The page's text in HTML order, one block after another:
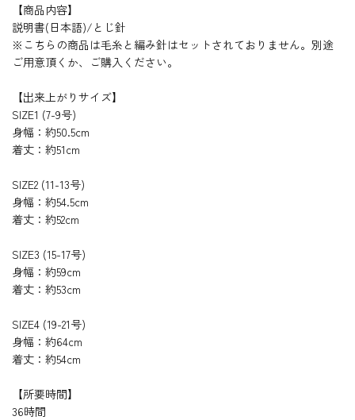
【商品内容】
説明書(日本語)/とじ針
※こちらの商品は毛糸と編み針はセットされておりません。別途
ご用意頂くか、ご購入ください。
【出来上がりサイズ】
SIZE1 (7-9号)
身幅：約50.5cm
着丈：約51cm
SIZE2 (11-13号)
身幅：約54.5cm
着丈：約52cm
SIZE3 (15-17号)
身幅：約59cm
着丈：約53cm
SIZE4 (19-21号)
身幅：約64cm
着丈：約54cm
【所要時間】
36時間